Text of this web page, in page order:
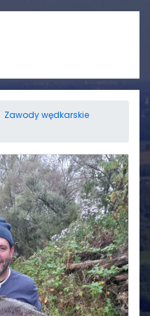
Informacje
Aktualności
Galerie
Zawody wędkarskie